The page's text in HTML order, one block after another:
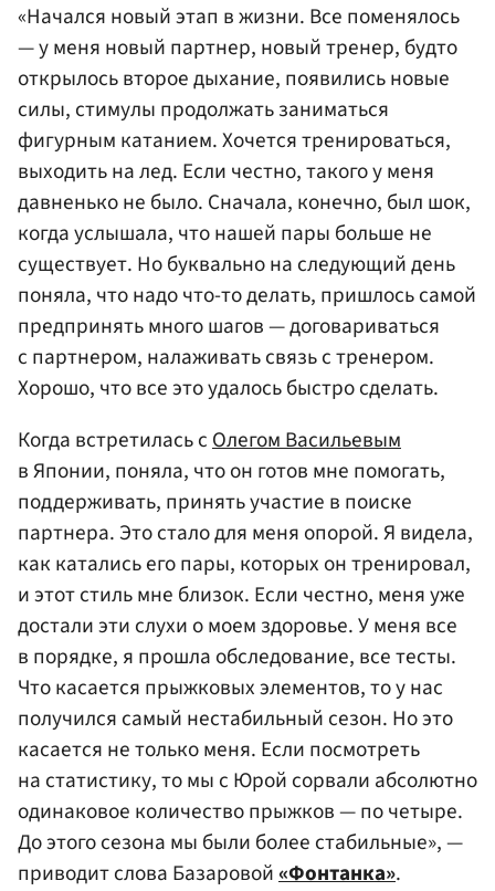
«Начался новый этап в жизни. Все поменялось
— у меня новый партнер, новый тренер, будто
открылось второе дыхание, появились новые
силы, стимулы продолжать заниматься
фигурным катанием. Хочется тренироваться,
выходить на лед. Если честно, такого у меня
давненько не было. Сначала, конечно, был шок,
когда услышала, что нашей пары больше не
существует. Но буквально на следующий день
поняла, что надо что-то делать, пришлось самой
предпринять много шагов — договариваться
с партнером, налаживать связь с тренером.
Хорошо, что все это удалось быстро сделать.
Когда встретилась сОлегом Васильевым
в Японии, поняла, что он готов мне помогать,
поддерживать, принять участие в поиске
партнера. Это стало для меня опорой. Я видела,
как катались его пары, которых он тренировал,
и этот стиль мне близок. Если честно, меня уже
достали эти слухи о моем здоровье. У меня все
в порядке, я прошла обследование, все тесты.
Что касается прыжковых элементов, то у нас
получился самый нестабильный сезон. Но это
касается не только меня. Если посмотреть
на статистику, то мы с Юрой сорвали абсолютно
одинаковое количество прыжков — по четыре.
До этого сезона мы были более стабильные», —
приводит слова Базаровой«Фонтанка».